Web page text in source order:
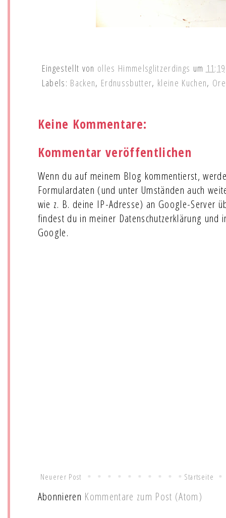
Eingestellt von olles Himmelsglitzerdings um 11:19
Labels: Backen, Erdnussbutter, kleine Kuchen,
Keine Kommentare:
Kommentar veröffentlichen
Wenn du auf meinem Blog kommentierst,
Formulardaten (und unter Umständen auch
wie z. B. deine IP-Adresse) an Google-Server
findest du in meiner Datenschutzerklärung und
Google.
Neuerer Post Startseite
Abonnieren Kommentare zum Post (Atom)